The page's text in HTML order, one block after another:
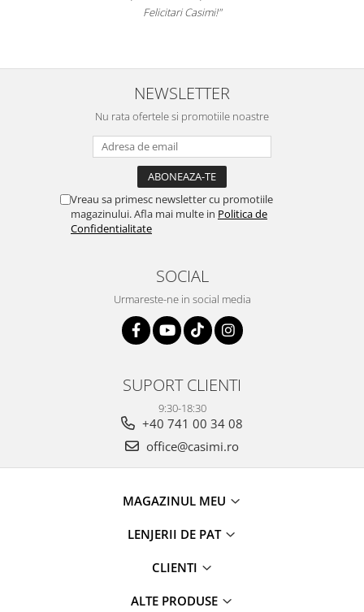
Felicitari Casimi!"
NEWSLETTER
Nu rata ofertele si promotiile noastre
Vreau sa primesc newsletter cu promotiile
magazinului. Afla mai multe in Politica de
Confidentialitate
SOCIAL
Urmareste-ne in social media
SUPORT CLIENTI
9:30-18:30
+40 741 00 34 08
office@casimi.ro
MAGAZINUL MEU
LENJERII DE PAT
CLIENTI
ALTE PRODUSE